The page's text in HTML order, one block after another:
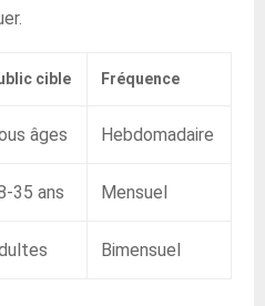
cible Fréquence
âges Hebdomadaire
35 ans Mensuel
Bimensuel